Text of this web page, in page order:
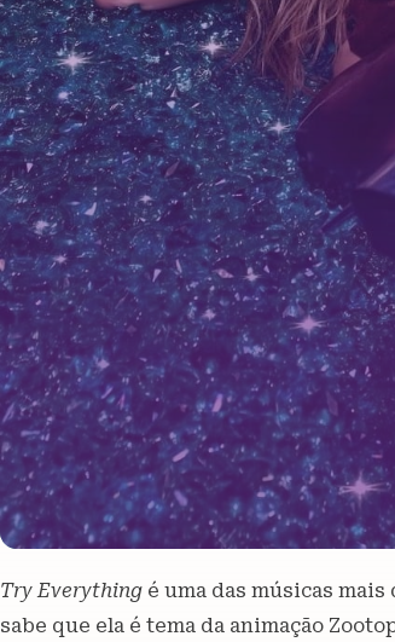
Try Everything é uma das músicas
sabe que ela é tema da animação